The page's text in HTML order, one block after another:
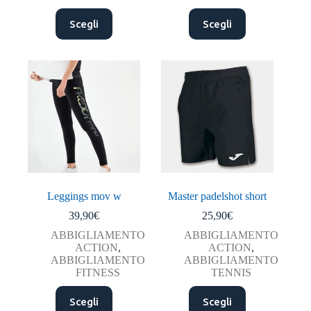
Scegli
Questo
prodotto
ha
opzioni
possono
essere
scelte
nella
pagina
prodotto
Scegli
Questo
prodotto
ha
varianti.
possono
pagina
del
Leggings mov w
39,90€
ABBIGLIAMENTO
ACTION,
ABBIGLIAMENTO
FITNESS
Scegli
Questo
prodotto
Master padelshot short
25,90€
ABBIGLIAMENTO
ACTION,
ABBIGLIAMENTO
TENNIS
Scegli
Questo
prodotto